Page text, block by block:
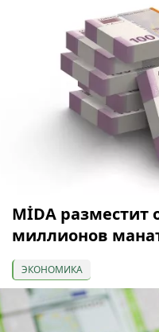
МİDA разместит
миллионов
ЭКОНОМИКА